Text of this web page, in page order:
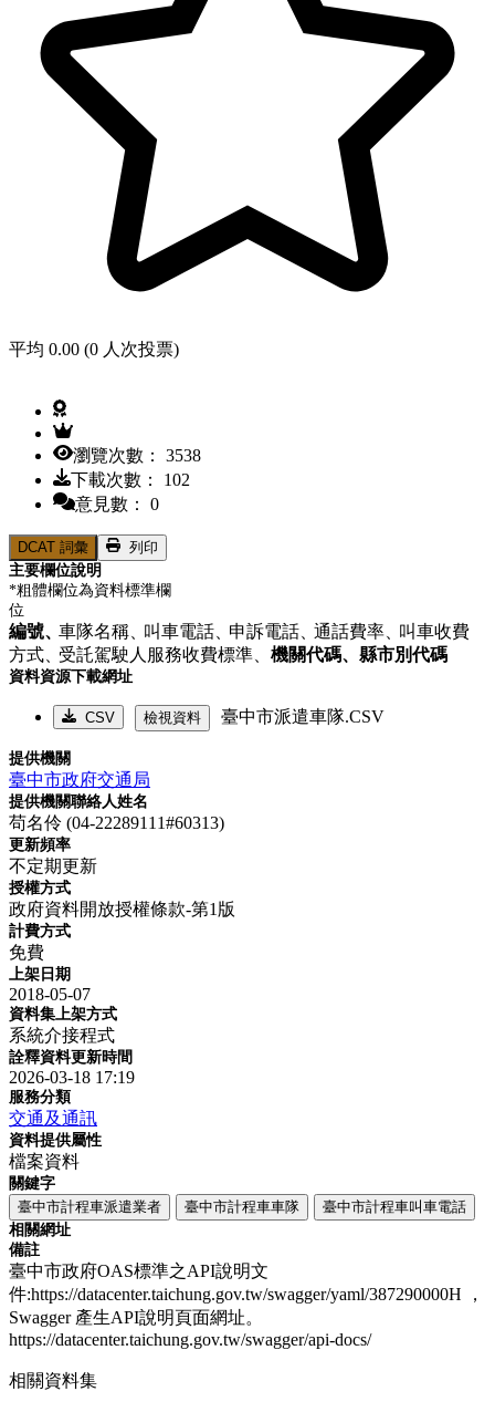
平均 0.00 (0 人次投票)
瀏覽次數： 3538
下載次數： 102
意見數： 0
DCAT 詞彙
列印
主要欄位說明
*粗體欄位為資料標準欄
位
編號、車隊名稱、叫車電話、申訴電話、通話費率、叫車收費
方式、受託駕駛人服務收費標準、 機關代碼、 縣市別代碼
資料資源下載網址
CSV 檢視資料 臺中市派遣車隊.CSV
提供機關
臺中市政府交通局
提供機關聯絡人姓名
苟名伶 (04-22289111#60313)
更新頻率
不定期更新
授權方式
政府資料開放授權條款-第1版
計費方式
免費
上架日期
2018-05-07
資料集上架方式
系統介接程式
詮釋資料更新時間
2026-03-18 17:19
服務分類
交通及通訊
資料提供屬性
檔案資料
關鍵字
臺中市計程車派遣業者
臺中市計程車車隊
臺中市計程車叫車電話
相關網址
備註
臺中市政府OAS標準之API說明文
件:https://datacenter.taichung.gov.tw/swagger/yaml/387290000H ，
Swagger 產生API說明頁面網址。
https://datacenter.taichung.gov.tw/swagger/api-docs/
相關資料集